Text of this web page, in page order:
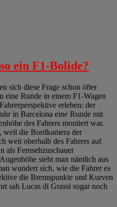
ein F1-Bolide?
sich diese Frage schon öfter
eine Runde in einem F1-Wagen
erleben: der
in Barcelona eine Runde mit
des Fahrers montiert war.
weil die Bordkamera der
weit oberhalb des Fahrers auf
als Fernsehzuschauer
sieht man nämlich aus
wundert sich, wie die Fahrer es
die Bremspunkte und Kurven
sah Lucas di Grassi sogar noch